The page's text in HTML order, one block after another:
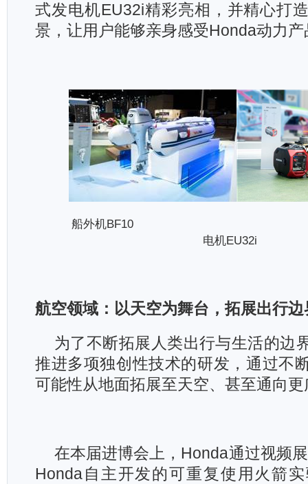
式发电机EU32i精彩亮相，并精心打
景，让用户能够亲身感受Honda动力
船外机BF10 变频
电机EU32i
航空领域：以天空为舞台，拓展出行边
为了不断拓展人类出行与生活的边
推进多项独创性技术的研发，通过不
可能性从地面拓展至天空、甚至通向
在本届进博会上，Honda通过视频
Honda自主开发的可重复使用火箭